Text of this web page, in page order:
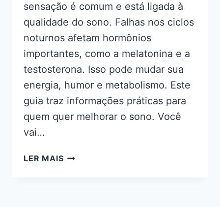
sensação é comum e está ligada à
qualidade do sono. Falhas nos ciclos
noturnos afetam hormônios
importantes, como a melatonina e a
testosterona. Isso pode mudar sua
energia, humor e metabolismo. Este
guia traz informações práticas para
quem quer melhorar o sono. Você
vai…
LER MAISQUALIDADE